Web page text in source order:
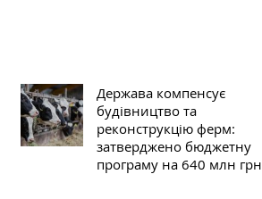
Держава компенсує
будівництво та
реконструкцію ферм:
затверджено бюджетну
програму на 640 млн грн